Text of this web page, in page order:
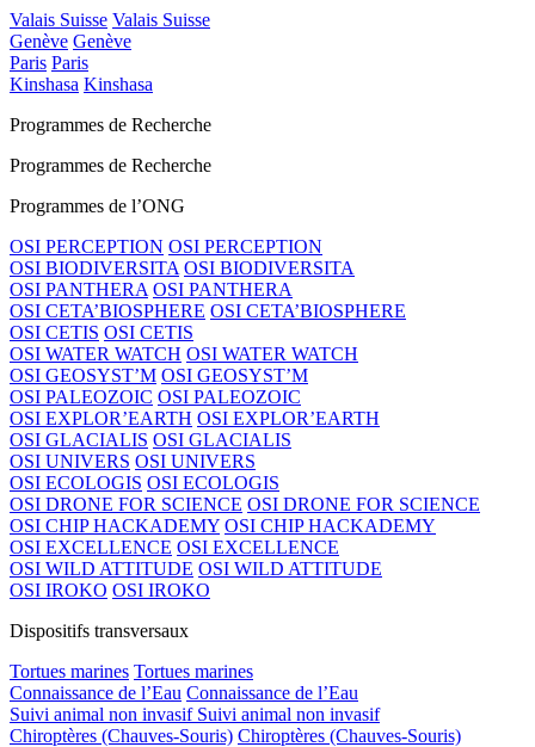
Valais Suisse Valais Suisse
Genève Genève
Paris Paris
Kinshasa Kinshasa
Programmes de Recherche
Programmes de Recherche
Programmes de l’ONG
OSI PERCEPTION OSI PERCEPTION
OSI BIODIVERSITA OSI BIODIVERSITA
OSI PANTHERA OSI PANTHERA
OSI CETA’BIOSPHERE OSI CETA’BIOSPHERE
OSI CETIS OSI CETIS
OSI WATER WATCH OSI WATER WATCH
OSI GEOSYST’M OSI GEOSYST’M
OSI PALEOZOIC OSI PALEOZOIC
OSI EXPLOR’EARTH OSI EXPLOR’EARTH
OSI GLACIALIS OSI GLACIALIS
OSI UNIVERS OSI UNIVERS
OSI ECOLOGIS OSI ECOLOGIS
OSI DRONE FOR SCIENCE OSI DRONE FOR SCIENCE
OSI CHIP HACKADEMY OSI CHIP HACKADEMY
OSI EXCELLENCE OSI EXCELLENCE
OSI WILD ATTITUDE OSI WILD ATTITUDE
OSI IROKO OSI IROKO
Dispositifs transversaux
Tortues marines Tortues marines
Connaissance de l’Eau Connaissance de l’Eau
Suivi animal non invasif Suivi animal non invasif
Chiroptères (Chauves-Souris) Chiroptères (Chauves-Souris)